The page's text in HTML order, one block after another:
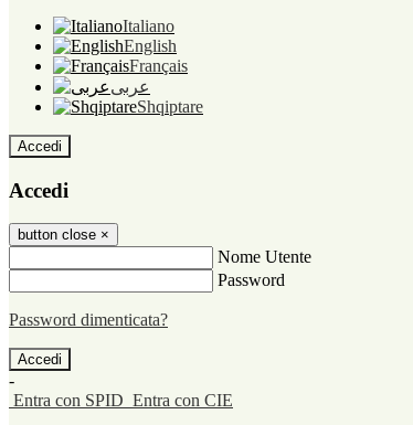
Italiano
English
Français
عربى
Shqiptare
Accedi
Accedi
button close ×
Nome Utente
Password
Password dimenticata?
-
Entra con SPID Entra con CIE